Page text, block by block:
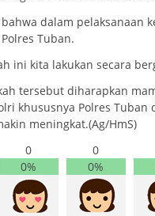
dalam pelaksanaan
Tuban.
ini kita lakukan secara
tersebut diharapkan
khususnya Polres Tuban
meningkat.(Ag/HmS)
0
0%
0
0%